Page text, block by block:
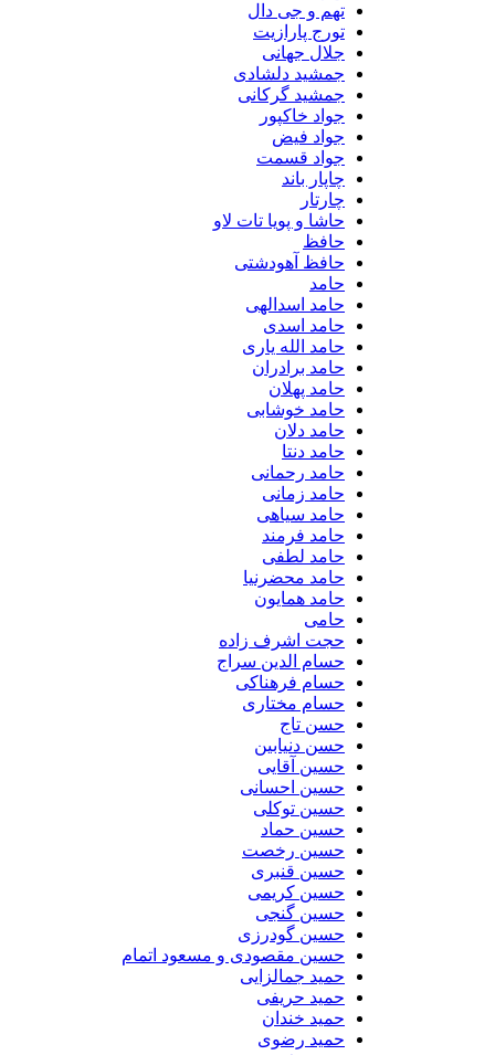
تهم و جی دال
تورج پارازیت
جلال جهانی
جمشید دلشادی
جمشید گرکانی
جواد خاکپور
جواد فیض
جواد قسمت
چاپار باند
حاشا و پویا تات لاو
حافظ آهودشتی
حامد اسدالهی
حامد اسدی
حامد الله یاری
حامد برادران
حامد پهلان
حامد خوشابی
حامد دلان
حامد دنتا
حامد رحمانی
حامد زمانی
حامد سیاهی
حامد فرمند
حامد لطفی
حامد محضرنیا
حامد همایون
حجت اشرف زاده
حسام الدین سراج
حسام فرهناکی
حسام مختاری
حسن تاج
حسن دنیابین
حسین آقایی
حسین احسانی
حسین توکلی
حسین حماد
حسین رخصت
حسین قنبری
حسین کریمی
حسین گنجی
حسین گودرزی
حسین مقصودی و مسعود اتمام
حمید جمالزایی
حمید حریفی
حمید خندان
حمید رضوی